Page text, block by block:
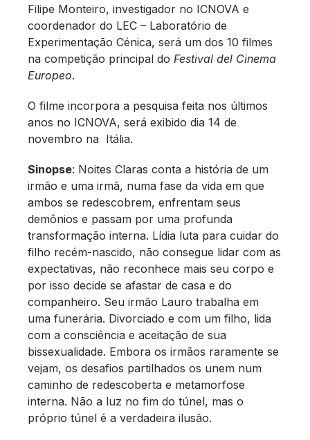
Filipe Monteiro, investigador no ICNOVA e
coordenador do LEC – Laboratório de
Experimentação Cénica, será um dos 10 filmes
na competição principal do Festival del Cinema
Europeo.
O filme incorpora a pesquisa feita nos últimos
anos no ICNOVA, será exibido dia 14 de
novembro na Itália.
Sinopse: Noites Claras conta a história de um
irmão e uma irmã, numa fase da vida em que
ambos se redescobrem, enfrentam seus
demônios e passam por uma profunda
transformação interna. Lídia luta para cuidar do
filho recém-nascido, não consegue lidar com as
expectativas, não reconhece mais seu corpo e
por isso decide se afastar de casa e do
companheiro. Seu irmão Lauro trabalha em
uma funerária. Divorciado e com um filho, lida
com a consciência e aceitação de sua
bissexualidade. Embora os irmãos raramente se
vejam, os desafios partilhados os unem num
caminho de redescoberta e metamorfose
interna. Não a luz no fim do túnel, mas o
próprio túnel é a verdadeira ilusão.